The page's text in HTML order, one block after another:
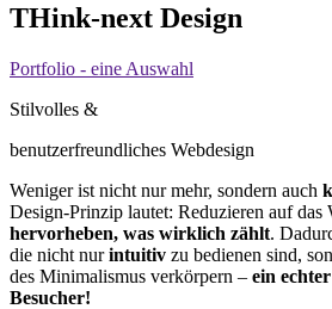
THink-next Design
Portfolio - eine Auswahl
Stilvolles &
benutzerfreundliches Webdesign
Weniger ist nicht nur mehr, sondern auch
Design-Prinzip lautet: Reduzieren auf das
hervorheben, was wirklich zählt.
die nicht nurintuitiv zu bedienen sind,
des Minimalismus verkörpern – ein
Besucher!